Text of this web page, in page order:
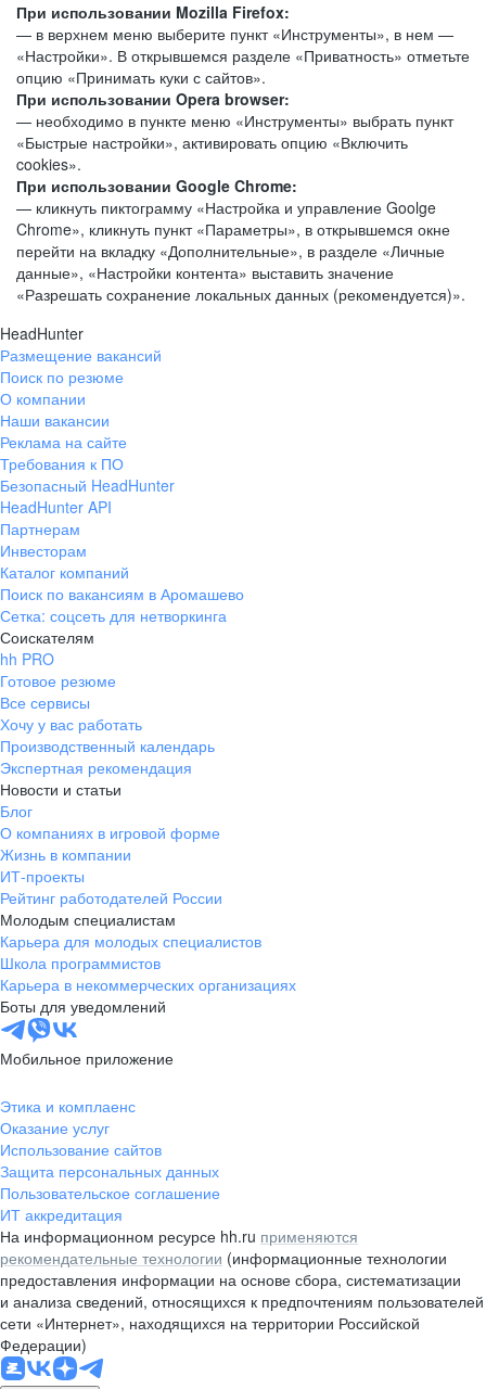
При использовании Mozilla Firefox:
— в верхнем меню выберите пункт «Инструменты», в нем —
«Настройки». В открывшемся разделе «Приватность» отметьте
опцию «Принимать куки с сайтов».
При использовании Opera browser:
— необходимо в пункте меню «Инструменты» выбрать пункт
«Быстрые настройки», активировать опцию «Включить
cookies».
При использовании Google Chrome:
— кликнуть пиктограмму «Настройка и управление Goolge
Chrome», кликнуть пункт «Параметры», в открывшемся окне
перейти на вкладку «Дополнительные», в разделе «Личные
данные», «Настройки контента» выставить значение
«Разрешать сохранение локальных данных (рекомендуется)».
HeadHunter
Размещение вакансий
Поиск по резюме
О компании
Наши вакансии
Реклама на сайте
Требования к ПО
Безопасный HeadHunter
HeadHunter API
Партнерам
Инвесторам
Каталог компаний
Поиск по вакансиям в Аромашево
Сетка: соцсеть для нетворкинга
Соискателям
hh PRO
Готовое резюме
Все сервисы
Хочу у вас работать
Производственный календарь
Экспертная рекомендация
Новости и статьи
Блог
О компаниях в игровой форме
Жизнь в компании
ИТ-проекты
Рейтинг работодателей России
Молодым специалистам
Карьера для молодых специалистов
Школа программистов
Карьера в некоммерческих организациях
Боты для уведомлений
Мобильное приложение
Этика и комплаенс
Оказание услуг
Использование сайтов
Защита персональных данных
Пользовательское соглашение
ИТ аккредитация
На информационном ресурсе hh.ru применяются
рекомендательные технологии (информационные технологии
предоставления информации на основе сбора, систематизации
и анализа сведений, относящихся к предпочтениям пользователей
сети «Интернет», находящихся на территории Российской
Федерации)